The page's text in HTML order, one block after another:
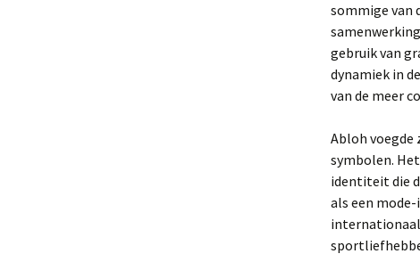
sommige van
gebruik van
dynamiek in
van de meer
Abloh voegde
symbolen.
identiteit die
als een